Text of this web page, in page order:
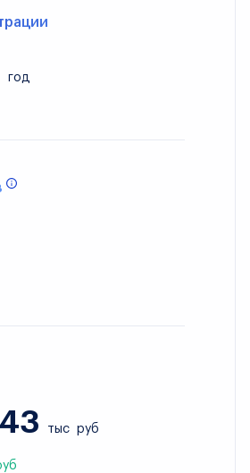
год
тыс руб